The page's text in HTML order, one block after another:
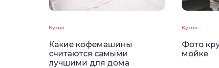
Кухни
Какие кофемашины
считаются самыми
лучшими для дома
Кухни
Фото
мойке